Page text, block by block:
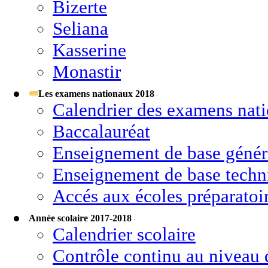
Bizerte
Seliana
Kasserine
Monastir
Les examens nationaux 2018
Calendrier des examens
Baccalauréat
Enseignement de base
Enseignement de base
Accés aux écoles
Année scolaire 2017-2018
Calendrier scolaire
Contrôle continu au niveau